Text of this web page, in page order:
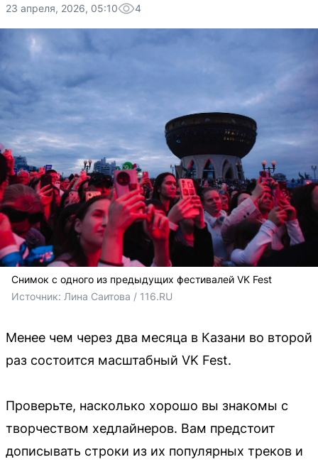
23 апреля, 2026, 05:10 4
Снимок с одного из предыдущих фестивалей VK Fest
Источник: Лина Саитова / 116.RU
Менее чем через два месяца в Казани во второй
раз состоится масштабный VK Fest.
Проверьте, насколько хорошо вы знакомы с
творчеством хедлайнеров. Вам предстоит
дописывать строки из их популярных треков и